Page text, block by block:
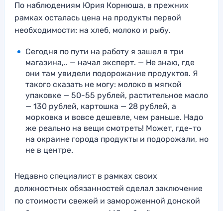
По наблюдениям Юрия Корнюша, в прежних
рамках осталась цена на продукты первой
необходимости: на хлеб, молоко и рыбу.
Сегодня по пути на работу я зашел в три
магазина,.. — начал эксперт. — Не знаю, где
они там увидели подорожание продуктов. Я
такого сказать не могу: молоко в мягкой
упаковке — 50-55 рублей, растительное масло
— 130 рублей, картошка — 28 рублей, а
морковка и вовсе дешевле, чем раньше. Надо
же реально на вещи смотреть! Может, где-то
на окраине города продукты и подорожали, но
не в центре.
Недавно специалист в рамках своих
должностных обязанностей сделал заключение
по стоимости свежей и замороженной донской